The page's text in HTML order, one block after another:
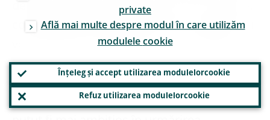
de tranzacționare ale băncilor. Prin urmare,
condițiile de concurență la nivel mondial nu
vor fi la fel de echitabile cum ar fi putut fi.
În ceea ce privește Uniunea Europeană,
opinia mea este că pachetul bancar ar fi
private
Află mai multe despre modul în care utilizăm
modulele cookie
Înțeleg și accept utilizarea modulelorcookie
Refuz utilizarea modulelorcookie